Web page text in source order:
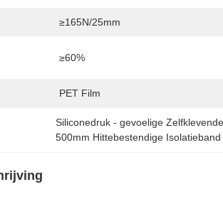
≥165N/25mm
≥60%
PET Film
Siliconedruk - gevoelige
500mm Hittebestendige Isolatieband